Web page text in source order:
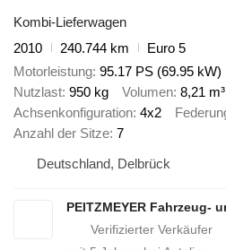
Kombi-Lieferwagen
2010
240.744 km
Euro 5
Motorleistung 95.17 PS (69.95 kW)
Nutzlast 950 kg Volumen 8,21 m³
Achsenkonfiguration 4x2
Anzahl der Sitze 7
Deutschland, Delbrück
PEITZMEYER Fahrzeug-